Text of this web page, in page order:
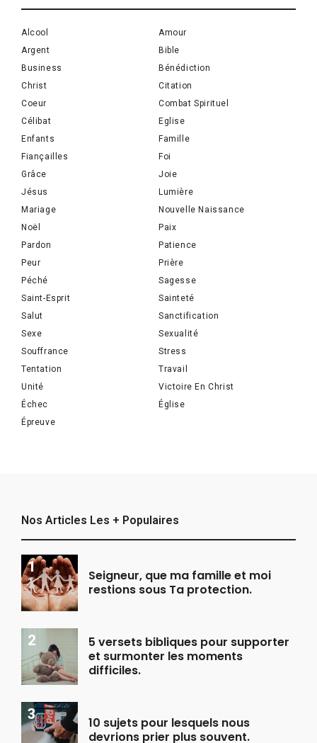
Alcool
Amour
Argent
Bible
Business
Bénédiction
Christ
Citation
Coeur
Combat Spirituel
Célibat
Eglise
Enfants
Famille
Fiançailles
Foi
Grâce
Joie
Jésus
Lumière
Mariage
Nouvelle Naissance
Noël
Paix
Pardon
Patience
Peur
Prière
Péché
Sagesse
Saint-Esprit
Sainteté
Salut
Sanctification
Sexe
Sexualité
Souffrance
Stress
Tentation
Travail
Unité
Victoire En Christ
Échec
Église
Épreuve
Nos Articles Les + Populaires
Seigneur, que ma famille et moi
restions sous Ta protection.
5 versets bibliques pour supporter
et surmonter les moments
difficiles.
10 sujets pour lesquels nous
devrions prier plus souvent.